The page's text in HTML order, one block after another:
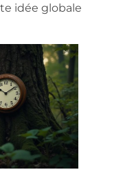
idée globale